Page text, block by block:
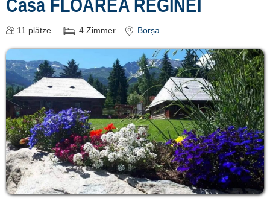
Casa FLOAREA REGINEI
11 plätze 4 Zimmer Borșa